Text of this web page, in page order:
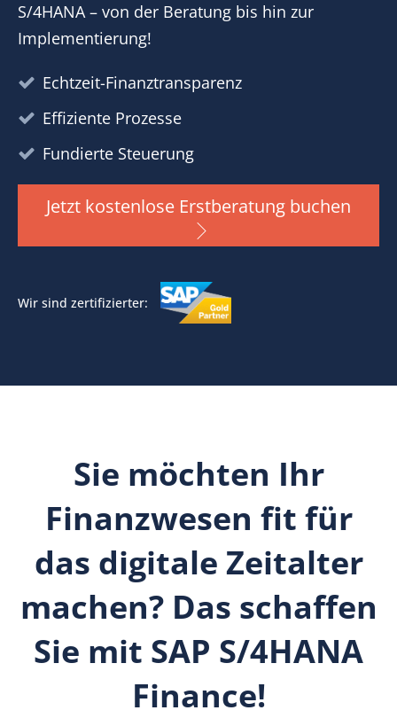
S/4HANA – von der Beratung bis hin zur
Implementierung!
Echtzeit-Finanztransparenz
Effiziente Prozesse
Fundierte Steuerung
Jetzt kostenlose Erstberatung buchen
Wir sind zertifizierter:
Sie möchten Ihr
Finanzwesen fit für
das digitale Zeitalter
machen? Das schaffen
Sie mit SAP S/4HANA
Finance!